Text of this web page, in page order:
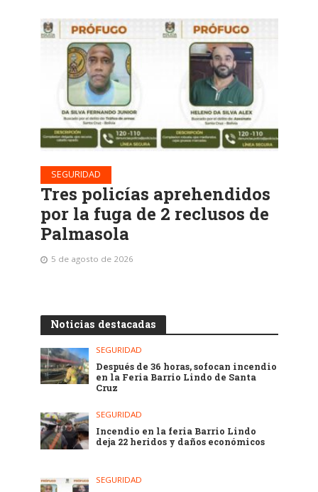
SEGURIDAD
Tres policías aprehendidos
por la fuga de 2 reclusos de
Palmasola
5 de agosto de 2026
Noticias destacadas
SEGURIDAD
Después de 36 horas, sofocan incendio
en la Feria Barrio Lindo de Santa
Cruz
SEGURIDAD
Incendio en la feria Barrio Lindo
deja 22 heridos y daños económicos
SEGURIDAD